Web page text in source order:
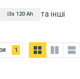
та інші
1